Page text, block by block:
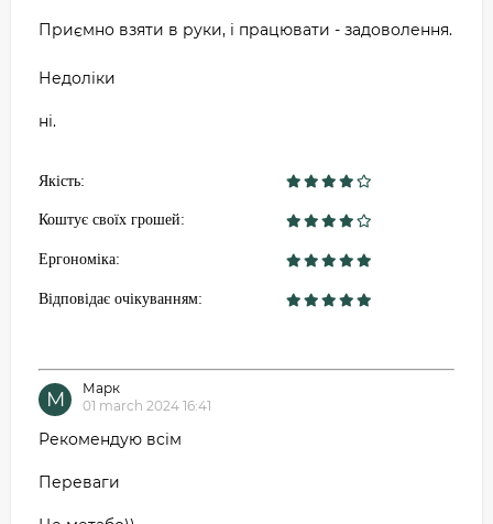
Приємно взяти в руки, і працювати - задоволення.
Недоліки
ні.
Якість:
Коштує своїх грошей:
Ергономіка:
Відповідає очікуванням:
М
Марк
01 march 2024 16:41
Рекомендую всім
Переваги